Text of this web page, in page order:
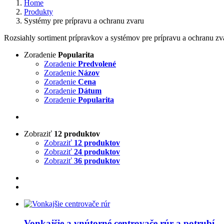
Home
Produkty
Systémy pre prípravu a ochranu zvaru
Rozsiahly sortiment prípravkov a systémov pre prípravu a ochranu
Zoradenie Popularita
Zoradenie Predvolené
Zoradenie Názov
Zoradenie Cena
Zoradenie Dátum
Zoradenie Popularita
Zobraziť 12 produktov
Zobraziť 12 produktov
Zobraziť 24 produktov
Zobraziť 36 produktov